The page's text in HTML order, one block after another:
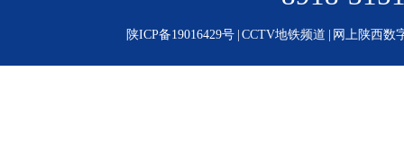
陕ICP备19016429号 |CCTV地铁频道 网上陕西数